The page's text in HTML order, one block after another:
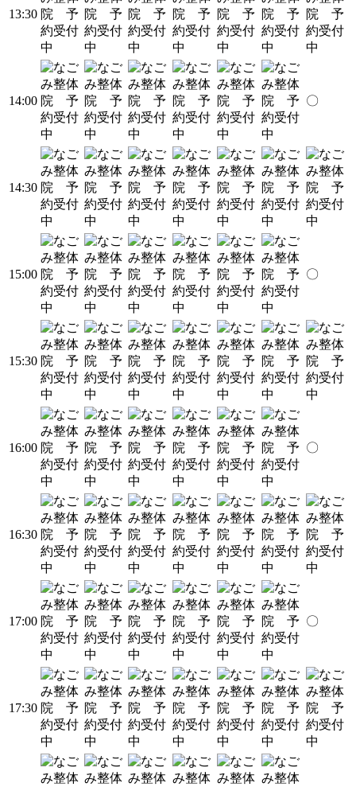
13:30
14:00 〇
14:30
15:00 〇
15:30
16:00 〇
16:30
17:00 〇
17:30